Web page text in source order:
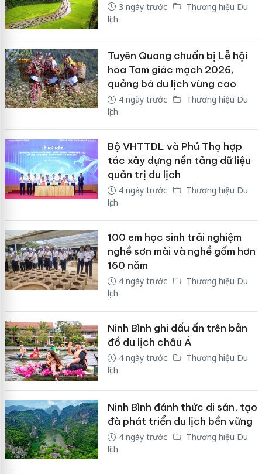
3 ngày trước
Thương hiệu Du
lịch
Tuyên Quang chuẩn bị Lễ hội
hoa Tam giác mạch 2026,
quảng bá du lịch vùng cao
4 ngày trước
Thương hiệu Du
lịch
Bộ VHTTDL và Phú Thọ hợp
tác xây dựng nền tảng dữ liệu
quản trị du lịch
4 ngày trước
Thương hiệu Du
lịch
100 em học sinh trải nghiệm
nghề sơn mài và nghề gốm hơn
160 năm
4 ngày trước
Thương hiệu Du
lịch
Ninh Bình ghi dấu ấn trên bản
đồ du lịch châu Á
4 ngày trước
Thương hiệu Du
lịch
Ninh Bình đánh thức di sản, tạo
đà phát triển du lịch bền vững
4 ngày trước
Thương hiệu Du
lịch